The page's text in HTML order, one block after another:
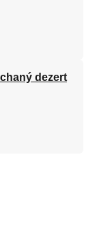
dezert